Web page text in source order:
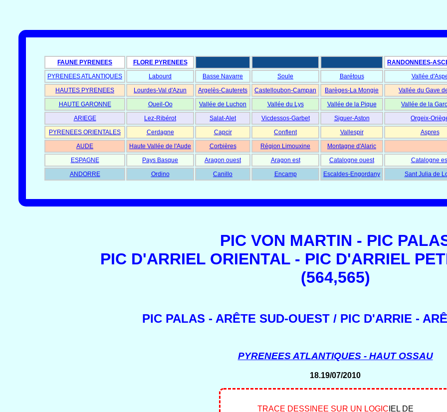
FAUNE PYRENEES FLORE PYRENEES
RANDONNEES-
PYRENEES ATLANTIQUES
Labourd Basse Navarre Soule Barétous
Vallée
HAUTES PYRENEES
Lourdes-Val d'Azun Argelès-Cauterets Castelloubon-Campan Barèges-La Mongie
Vallée du Gave
HAUTE GARONNE
Oueil-Oo Vallée de Luchon Vallée du Lys Vallée de la Pique
Vallée de la
ARIEGE
Lez-Ribérot Salat-Alet Vicdessos-Garbet Siguer-Aston
Orgeix-
PYRENEES ORIENTALES
Cerdagne Capcir Conflent Vallespir
Aspres
AUDE
Haute Vallée de l'Aude Corbières Région Limouxine
Montagne d'Alaric
ESPAGNE
Pays Basque Aragon ouest Aragon est Catalogne ouest
Catalogne
ANDORRE
Ordino Canillo Encamp Escaldes-Engordany Sant Julia de
PIC VON MARTIN - PIC
PIC D'ARRIEL ORIENTAL - PIC D'ARRIEL
(564,565)
PIC PALAS - ARÊTE SUD-OUEST / PIC D'ARRIE -
PYRENEES ATLANTIQUES - HAUT OSSAU
18.19/07/2010
TRACE DESS N EE SUR UN LOGI C E L DE